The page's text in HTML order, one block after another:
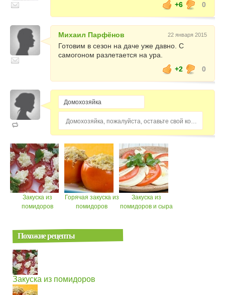
+6
0
Михаил Парфёнов 22 января 2015
Готовим в сезон на даче уже давно. С
самогоном разлетается на ура.
+2
0
Домохозяйка, пожалуйста, оставьте свой комментарий...
Закуска из
помидоров
Горячая закуска из
помидоров
Закуска из
помидоров и сыра
Похожие рецепты
Закуска из помидоров